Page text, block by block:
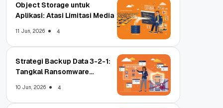
Object Storage untuk
Aplikasi: Atasi Limitasi Media
11 Jun, 2026 4
Strategi Backup Data 3-2-1:
Tangkal Ransomware
10 Jun, 2026 4